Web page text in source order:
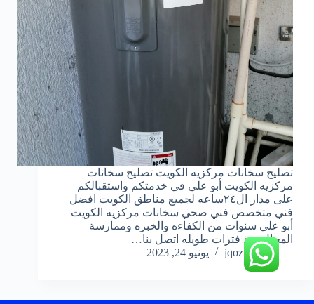
تصليح سخانات مركزيه الكويت تصليح سخانات
مركزيه الكويت أبو علي في خدمتكم واستقبالكم
على مدار ال٢٤ساعه لجميع مناطق الكويت افضل
فني متخصص فني صحي سخانات مركزيه الكويت
أبو علي سنوات من الكفاءه والخبره وممارسة
المجال منذ فترات طويله اتصل بنا…
jqoz51ek
يونيو 24, 2023